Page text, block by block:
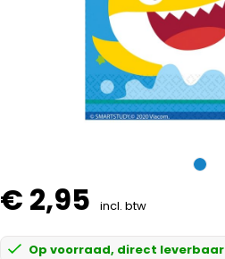
€ 2,95 incl. btw
Op voorraad, direct leverbaar